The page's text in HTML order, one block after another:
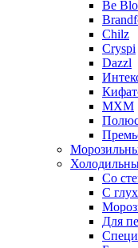
Be
Chilz
Cryspi
Dazzl
МХМ
Со
С
Для